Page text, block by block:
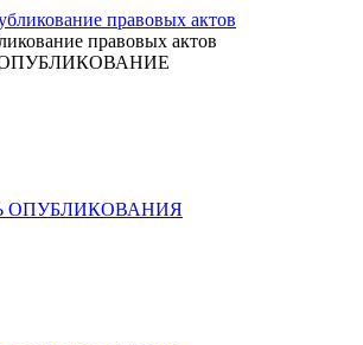
правовых актов
ОПУБЛИКОВАНИЯ